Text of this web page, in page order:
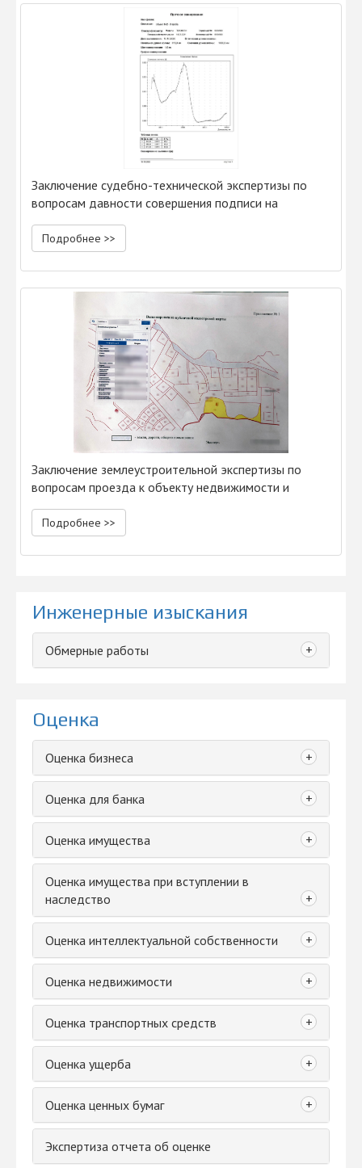
Заключение судебно-технической экспертизы по
вопросам давности совершения подписи на
документах
Подробнее >>
Заключение землеустроительной экспертизы по
вопросам проезда к объекту недвижимости и
установления сервитута
Подробнее >>
Инженерные изыскания
Обмерные работы +
Оценка
Оценка бизнеса +
Оценка для банка +
Оценка имущества +
Оценка имущества при вступлении в
наследство
+
Оценка интеллектуальной собственности +
Оценка недвижимости +
Оценка транспортных средств +
Оценка ущерба +
Оценка ценных бумаг +
Экспертиза отчета об оценке